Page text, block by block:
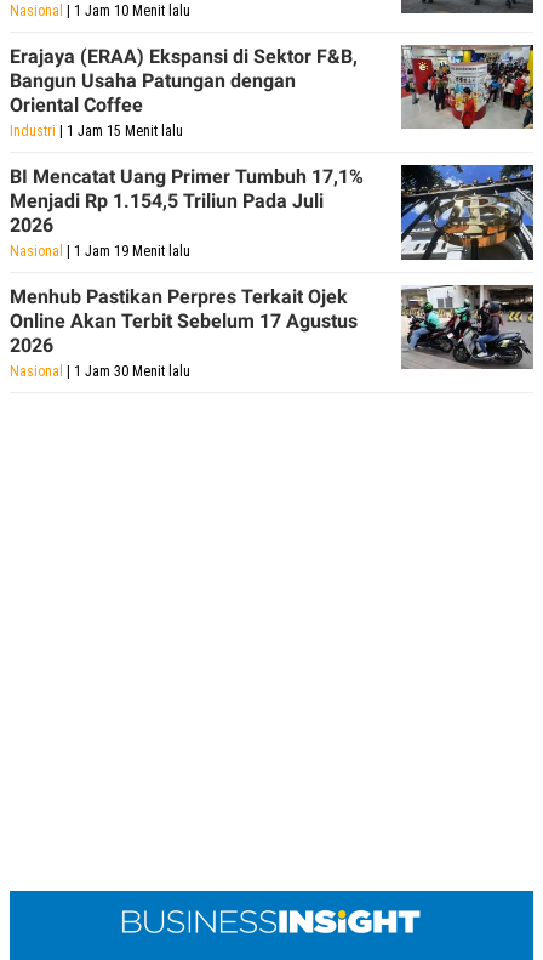
Nasional | 1 Jam 10 Menit lalu
Erajaya (ERAA) Ekspansi di Sektor F&B,
Bangun Usaha Patungan dengan
Oriental Coffee
Industri | 1 Jam 15 Menit lalu
BI Mencatat Uang Primer Tumbuh 17,1%
Menjadi Rp 1.154,5 Triliun Pada Juli
2026
Nasional | 1 Jam 19 Menit lalu
Menhub Pastikan Perpres Terkait Ojek
Online Akan Terbit Sebelum 17 Agustus
2026
Nasional | 1 Jam 30 Menit lalu